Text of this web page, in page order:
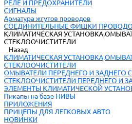
РЕЛЕ И ПРЕДОХРАНИТЕЛИ
СИГНАЛЫ
Арматура жгутов проводов
СОЕДИНИТЕЛЬНЫЕ ФИШКИ
КЛИМАТИЧЕСКАЯ
СТЕКЛООЧИСТИТЕЛИ
Назад
КЛИМАТИЧЕСКАЯ
СТЕКЛООЧИСТИТЕЛИ
ОМЫВАТЕЛИ ПЕРЕДНЕГО И ЗАДНЕГО
СТЕКЛООЧИСТИТЕЛИ ПЕРЕДНЕГО И
ЭЛЕМЕНТЫ КЛИМАТИЧЕСКОЙ
Пикапы на базе НИВЫ
ПРИЛОЖЕНИЯ
ПРИЦЕПЫ ДЛЯ ЛЕГКОВЫХ АВТО
НОВИНКИ